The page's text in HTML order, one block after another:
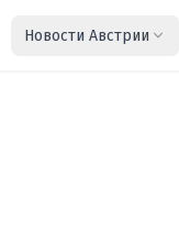
Новости Австрии